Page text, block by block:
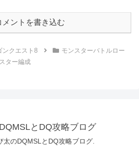
メントを書き込む
ンクエスト8
モンスターバトルロー
ター編成
とDQ攻略ブログ
のDQMSLとDQ攻略ブログ.